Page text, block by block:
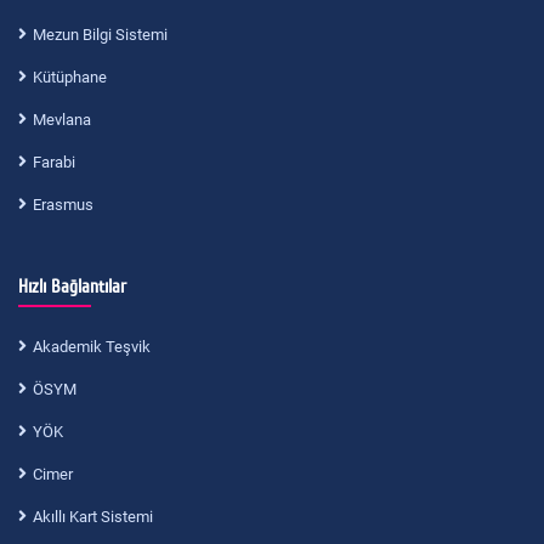
Mezun Bilgi Sistemi
Kütüphane
Mevlana
Farabi
Erasmus
Hızlı Bağlantılar
Akademik Teşvik
ÖSYM
YÖK
Cimer
Akıllı Kart Sistemi